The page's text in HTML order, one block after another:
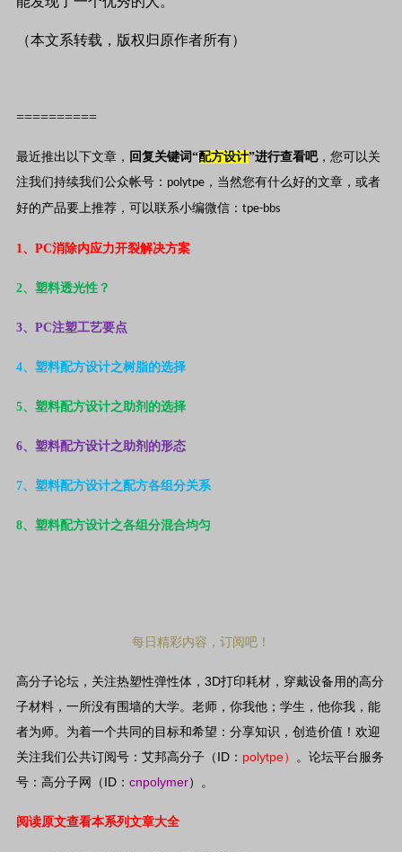
（本文系转载，版权归原作者所有）
==========
最近推出以下文章， 回复关键词“配方设计”进行查看吧，您可以关
注我们持续我们公众帐号： polytpe ，当然您有什么好的文章，或者
好的产品要上推荐，可以联系小编微信： tpe-bbs
1、PC消除内应力开裂解决方案
2、塑料透光性？
3、PC注塑工艺要点
4、塑料配方设计之树脂的选择
5、塑料配方设计之助剂的选择
6、塑料配方设计之助剂的形态
7、塑料配方设计之配方各组分关系
8、塑料配方设计之各组分混合均匀
每日精彩内容，订阅吧！
高分子论坛，关注热塑性弹性体， 3D打印耗材，穿戴设备用的高分
子材料，一所没有围墙的大学。老师，你我他；学生，他你我，能
者为师。为着一个共同的目标和希望：分享知识，创造价值！欢迎
关注我们公共订阅号：艾邦高分子（ ID ： polytpe） 。论坛平台服务
号：高分子网（ ID ： cnpolymer）。
阅读原文查看本系列文章大全